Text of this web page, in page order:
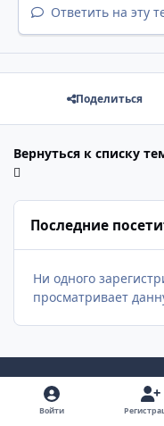
Ответить на эту
Поделиться
Вернуться к списку
Последние
Ни одного
просматривает
Светлый режим
Темный режим
Как в системе
Войти